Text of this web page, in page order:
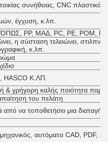
συνήθειας, CNC
έγχυση, κ.λπ.
PP, ΜΑΔ, PC, PE, POM,
η σύσταση τελειώνει,
κ.λπ.
HASCO Κ.ΛΠ.
& γρήγορη καλής ποιότητα
του πελάτη
να τοποθετήσει μια διαταγή
αυτόματο CAD, PDF,